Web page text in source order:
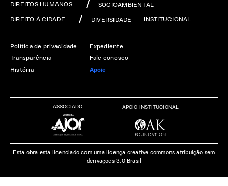
DIREITOS HUMANOS SOCIOAMBIENTAL
DIREITO À CIDADE DIVERSIDADE INSTITUCIONAL
Política de privacidade
Transparência
História
Expediente
Fale conosco
Apoie
ASSOCIADO APOIO INSTITUCIONAL
Esta obra está licenciado com uma licença creative commons atribuição sem
derivações 3.0 Brasil